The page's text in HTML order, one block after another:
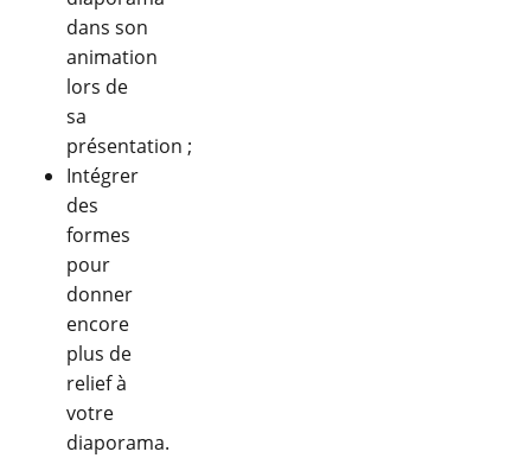
dans son
animation
lors de
sa
présentation ;
Intégrer
des
formes
pour
donner
encore
plus de
relief à
votre
diaporama.